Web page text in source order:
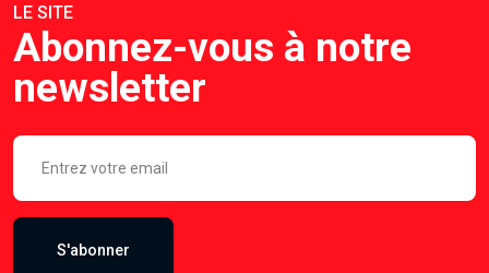
LE SITE
Abonnez-vous à notre
newsletter
S'abonner